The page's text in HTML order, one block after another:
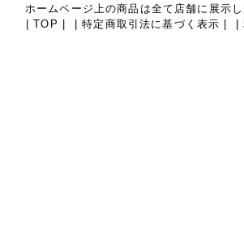
ホームページ上の商品は全て店舗に展示
|TOP | |特定商取引法に基づく表示 | |